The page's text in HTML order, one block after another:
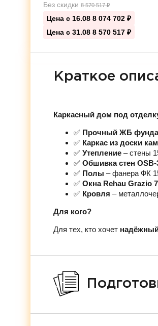
Без скидки 8 570 517₽
Цена с 16.08 8 074 702 ₽
Цена с 31.08 8 570 517 ₽
Краткое
Каркасный дом под
✅ Прочный ЖБ
✅ Каркас из доски
✅ Утепление – стены
✅ Обшивка стен OSB-
✅ Полы – фанера ФК
✅ Окна Rehau Grazio
✅ Кровля –
Для кого?
Для тех, кто хочет